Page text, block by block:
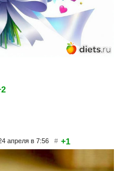
апреля в 7:56 # +1